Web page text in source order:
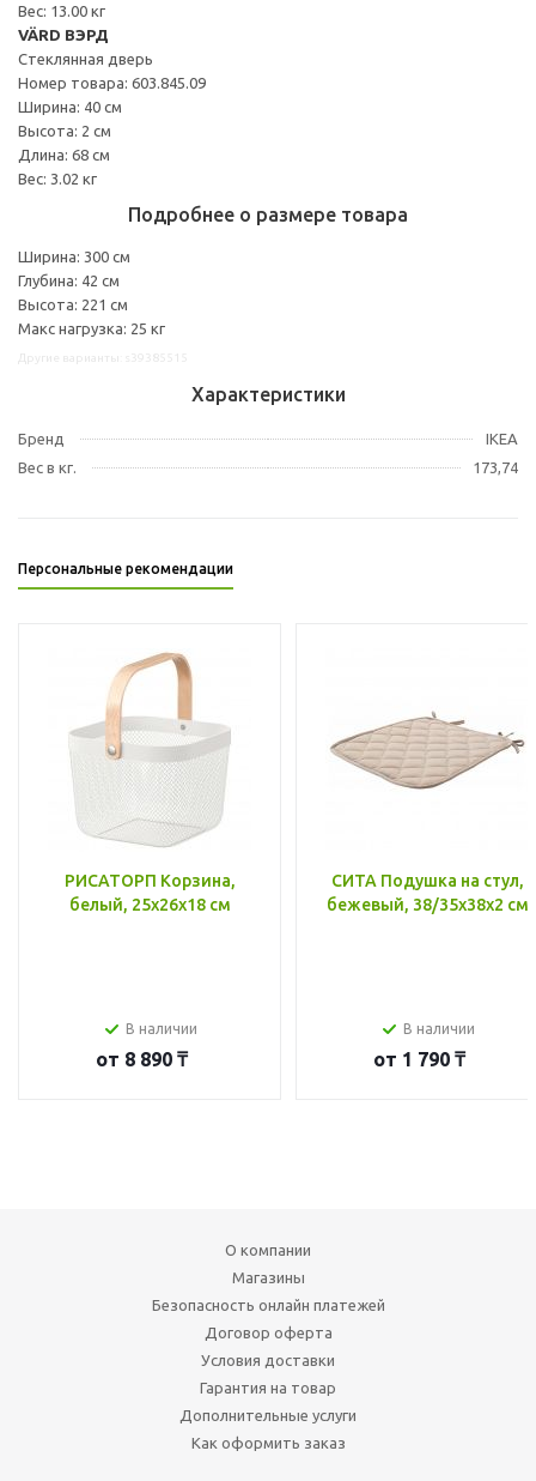
Вес: 13.00 кг
VÄRD ВЭРД
Стеклянная дверь
Номер товара: 603.845.09
Ширина: 40 см
Высота: 2 см
Длина: 68 см
Вес: 3.02 кг
Подробнее о размере товара
Ширина: 300 см
Глубина: 42 см
Высота: 221 см
Макс нагрузка: 25 кг
Характеристики
Бренд
IKEA
Вес в кг.
173,74
Персональные рекомендации
РИСАТОРП Корзина,
белый, 25x26x18 см
В наличии
от 8 890 ₸
СИТА Подушка на стул,
бежевый, 38/35x38x2 см
В наличии
от 1 790 ₸
О компании
Магазины
Безопасность онлайн платежей
Договор оферта
Условия доставки
Гарантия на товар
Дополнительные услуги
Как оформить заказ